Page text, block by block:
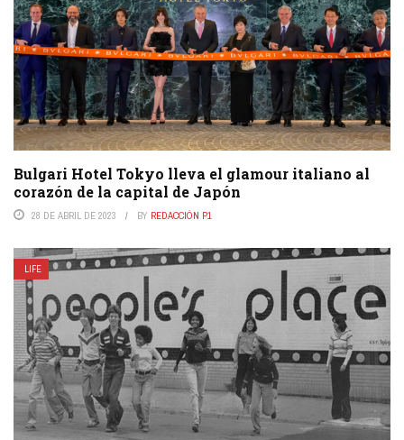
Bulgari Hotel Tokyo lleva el glamour italiano al
corazón de la capital de Japón
28 DE ABRIL DE 2023 BY REDACCIÓN P1
LIFE